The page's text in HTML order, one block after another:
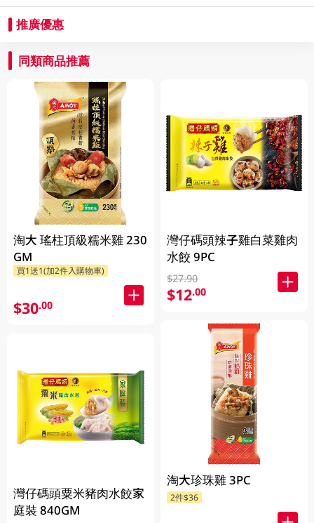
推廣優惠
同類商品推薦
淘大 瑤柱頂級糯米雞 230
GM
買1送1(加2件入購物車)
$30.00
灣仔碼頭粟米豬肉水餃家
庭裝 840GM
灣仔碼頭辣子雞白菜雞肉
水餃 9PC
$27.90
$12.00
淘大珍珠雞 3PC
2件$36